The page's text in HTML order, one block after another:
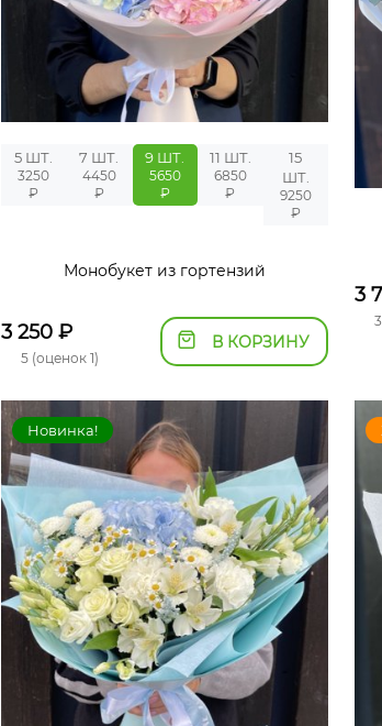
5 ШТ.
3250
₽
7 ШТ.
4450
₽
9 ШТ.
5650
₽
11 ШТ.
6850
₽
15
ШТ.
9250
₽
Монобукет из гортензий
3 250 ₽
5 (оценок 1)
В КОРЗИНУ
3
Новинка!